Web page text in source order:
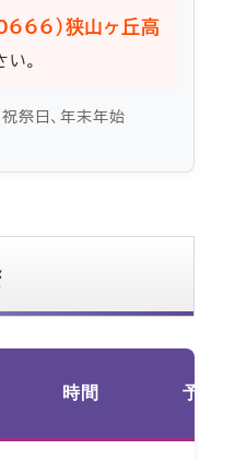
0666）狭山ヶ丘高
。
祭日、年末年始
時間 予約